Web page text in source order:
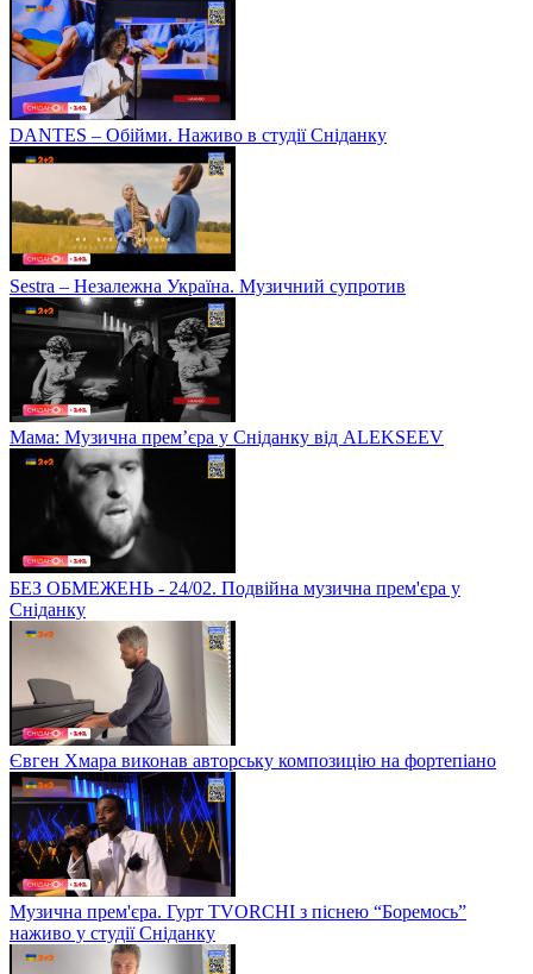
DANTES – Обійми. Наживо в студії Сніданку
Sestra – Незалежна Україна. Музичний супротив
Мама: Музична прем’єра у Сніданку від ALEKSEEV
БЕЗ ОБМЕЖЕНЬ - 24/02. Подвійна музична прем'єра у
Сніданку
Євген Хмара виконав авторську композицію на фортепіано
Музична прем'єра. Гурт TVORCHI з піснею “Боремось”
наживо у студії Сніданку